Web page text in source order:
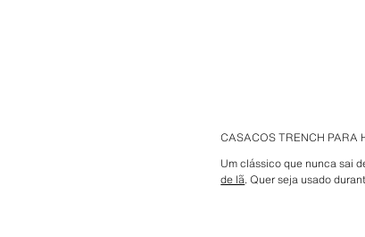
CASACOS TRENCH PARA
Um clássico que nunca sai
de lã. Quer seja usado